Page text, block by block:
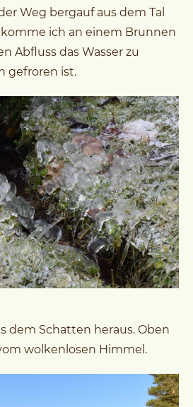
Weg bergauf aus dem Tal
ich an einem Brunnen
Abfluss das Wasser zu
gefroren ist.
dem Schatten heraus. Oben
wolkenlosen Himmel.